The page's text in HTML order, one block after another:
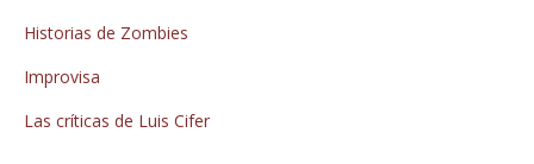
Historias de Zombies
Improvisa
Las críticas de Luis Cifer